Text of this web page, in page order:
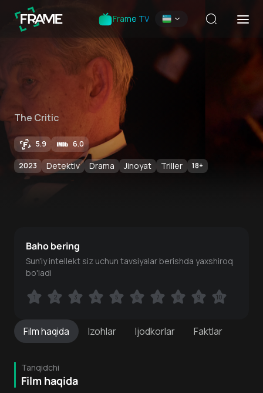
Frame TV
The Critic
5.9 6.0
2023 Detektiv Drama Jinoyat Triller 18+
Filmhaqida Izohlar Ijodkorlar Faktlar
Tanqidchi
Film haqida
Baho bering
Sun'iy intellekt siz uchun tavsiyalar berishda yaxshiroq
bo'ladi
1 2 3 4 5 6 7 8 9 10
1 2 3 4 5 6 7 8 9 10